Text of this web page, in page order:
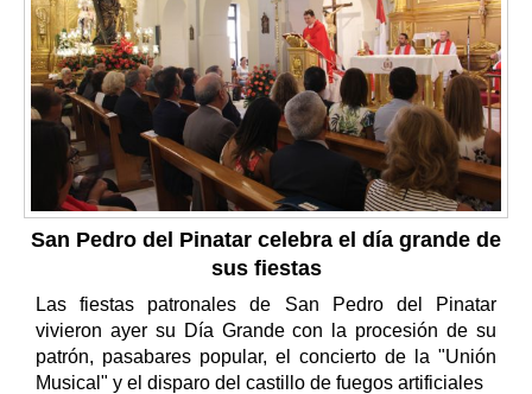
San Pedro del Pinatar celebra el día grande de
sus fiestas
Las fiestas patronales de San Pedro del Pinatar
vivieron ayer su Día Grande con la procesión de su
patrón, pasabares popular, el concierto de la "Unión
Musical" y el disparo del castillo de fuegos artificiales